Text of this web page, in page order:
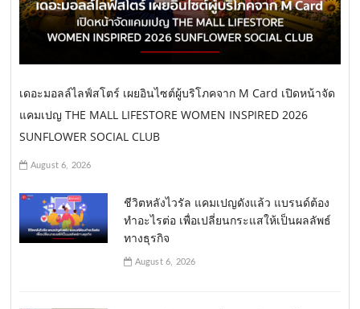
เดอะมอลล์ไลฟ์สโตร์ เผยอินไซต์ผู้บริโภคจาก M Card เปิดหน้าจัด
แคมเปญ THE MALL LIFESTORE WOMEN INSPIRED 2026
SUNFLOWER SOCIAL CLUB
August 6, 2026
ชีวิตหลังไวรัล แคมเปญดังแล้ว แบรนด์ต้อง
ทำอะไรต่อ เพื่อเปลี่ยนกระแสให้เป็นผลลัพธ์
ทางธุรกิจ
August 6, 2026